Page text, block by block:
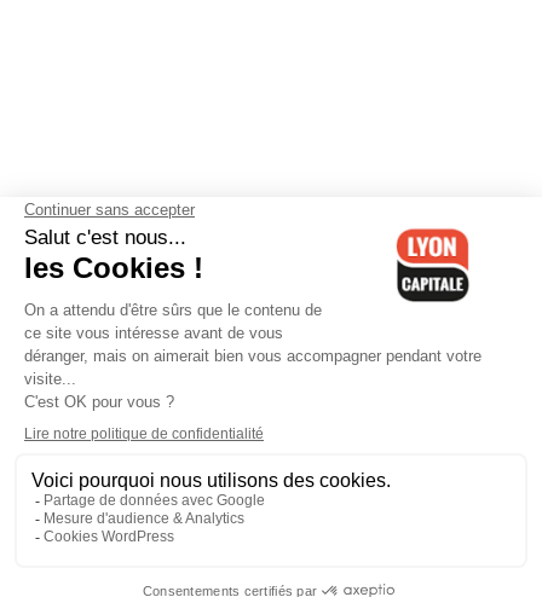
Contactez-nous-Mentions légales-CGV-Politique de
confidentialité-Gestion des cookies